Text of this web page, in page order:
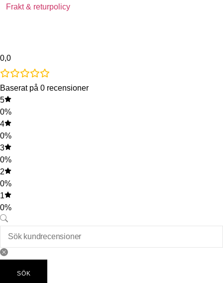
Frakt & returpolicy
0,0
Baserat på 0 recensioner
5
0%
4
0%
3
0%
2
0%
1
0%
SÖK